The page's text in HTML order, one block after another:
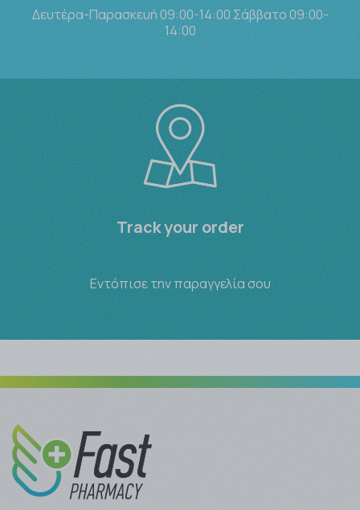
Δευτέρα-Παρασκευή 09:00-14:00 Σάββατο 09:00-
14:00
Track your order
Εντόπισε την παραγγελία σου